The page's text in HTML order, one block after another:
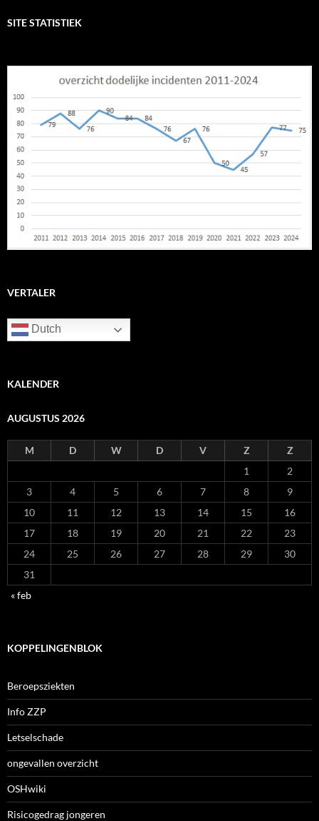
SITE STATISTIEK
VERTALER
Dutch
KALENDER
AUGUSTUS 2026
M D W D V Z
Z
1
2
3
4 5 6 7 8
9
10
11 12 13 14 15
16
17
18 19 20 21 22
23
24
25 26 27 28 29
30
31
« feb
KOPPELINGENBLOK
Beroepsziekten
Info ZZP
Letselschade
ongevallen overzicht
OSHwiki
Risicogedrag jongeren